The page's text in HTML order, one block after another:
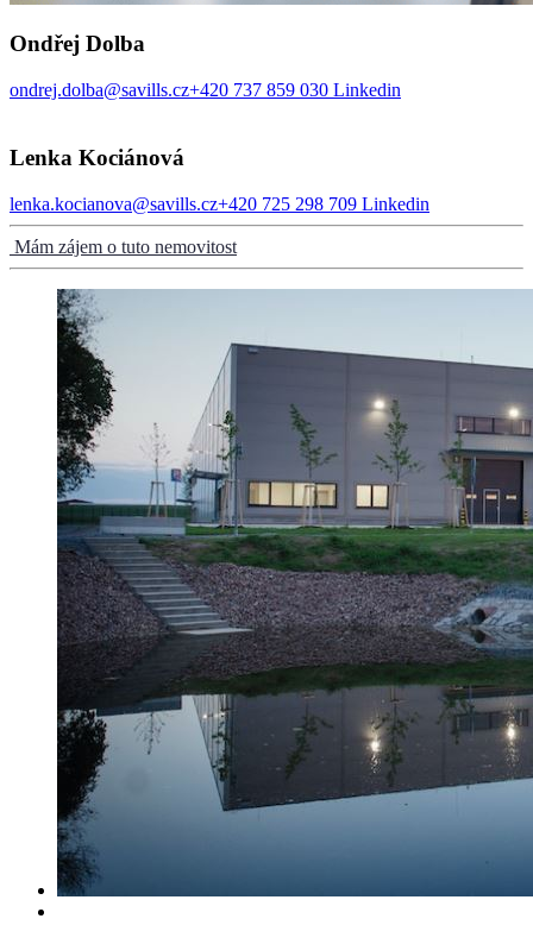
Ondřej Dolba
ondrej.dolba@savills.cz+420 737 859 030 Linkedin
Lenka Kociánová
lenka.kocianova@savills.cz+420 725 298 709 Linkedin
Mám zájem o tuto nemovitost